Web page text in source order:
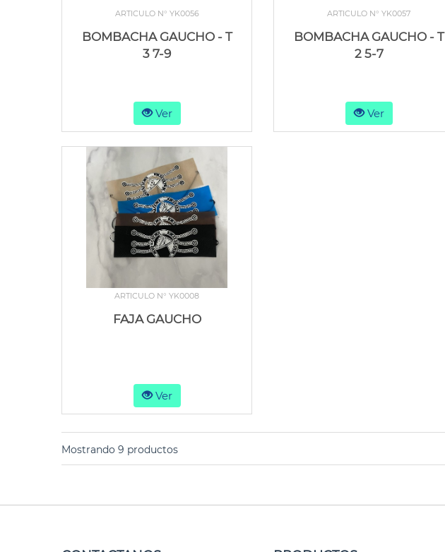
ARTICULO N° YK0056
BOMBACHA GAUCHO - T
3 7-9
Ver
ARTICULO N° YK0057
BOMBACHA GAUCHO - T
2 5-7
Ver
ARTICULO N° YK0008
FAJA GAUCHO
Ver
Mostrando 9 productos